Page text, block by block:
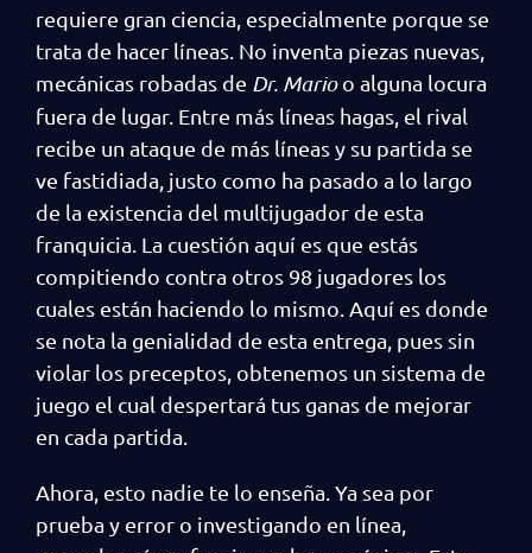
requiere gran ciencia, especialmente porque se
trata de hacer líneas. No inventa piezas nuevas,
mecánicas robadas de Dr. Marioo alguna locura
fuera de lugar. Entre más líneas hagas, el rival
recibe un ataque de más líneas y su partida se
ve fastidiada, justo como ha pasado a lo largo
de la existencia del multijugador de esta
franquicia. La cuestión aquí es que estás
compitiendo contra otros 98 jugadores los
cuales están haciendo lo mismo. Aquí es donde
se nota la genialidad de esta entrega, pues sin
violar los preceptos, obtenemos un sistema de
juego el cual despertará tus ganas de mejorar
en cada partida.
Ahora, esto nadie te lo enseña. Ya sea por
prueba y error o investigando en línea,